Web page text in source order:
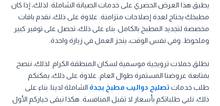
يطبق هذا العرض الحصري على خدمات الصيانة الشاملة. لذلك، إذا كان
مطبخك يحتاج لعدة إصلاحات متزامنة. علاوة على ذلك، نقدم باقات
مخصصة لتجديد المطبخ بالكامل. بناء على ذلك، تحصل على توفير كبير
وملحوظ. وفي نفس الوقت، ينجز العمل في زيارة واحدة.
نطلق حملات ترويجية موسمية لسكان المنطقة الكرام. لذلك، ننصح
بمتابعة عروضنا المستمرة طوال العام. علاوة على ذلك، يمكنكم
طلب خدمات تصليح دواليب مطبخ بجدة الشاملة لدينا. بناء على
ذلك، نلبي طلباتكم بأسعار لا تقبل المنافسة. هكذا نبقى خياركم الأول